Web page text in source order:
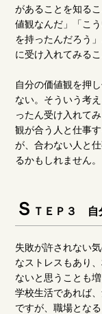
があることを知る
値観なんだ」「こ
を持ったんだろう
に受け入れてみるこ
自分の価値観を押
ない。そういう考
ったん受け入れて
観が合う人と仕事
が、合わない人と
るかもしれません。
Ｓ ＴＥＰ３ 自
失敗が許されない
なストレスもあり
ないと思うことも
学校生活であれば
ですが、職場とな